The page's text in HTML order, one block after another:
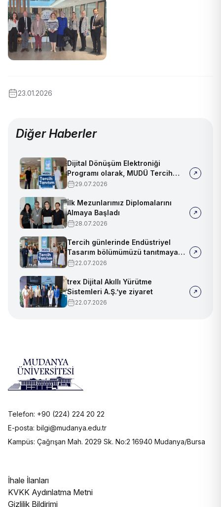
23.01.2026
Diğer Haberler
Dijital Dönüşüm Elektroniği
Programı olarak, MUDÜ Tercih
Tanıtım Günleri'nde biz de
29.07.2026
İlk Mezunlarımız Diplomalarını
Almaya Başladı
28.07.2026
Tercih günlerinde Endüstriyel
Tasarım bölümümüzü tanıtmaya
devam ediyoruz!
22.07.2026
trex Dijital Akıllı Yürütme
Sistemleri A.Ş.’ye ziyaret
22.07.2026
Telefon: +90 (224) 224 20 22
E-posta: bilgi@mudanya.edu.tr
Kampüs: Çağrışan Mah. 2029 Sk. No:2 16940 Mudanya/Bursa
İhale İlanları
KVKK Aydınlatma Metni
Gizlilik Bildirimi